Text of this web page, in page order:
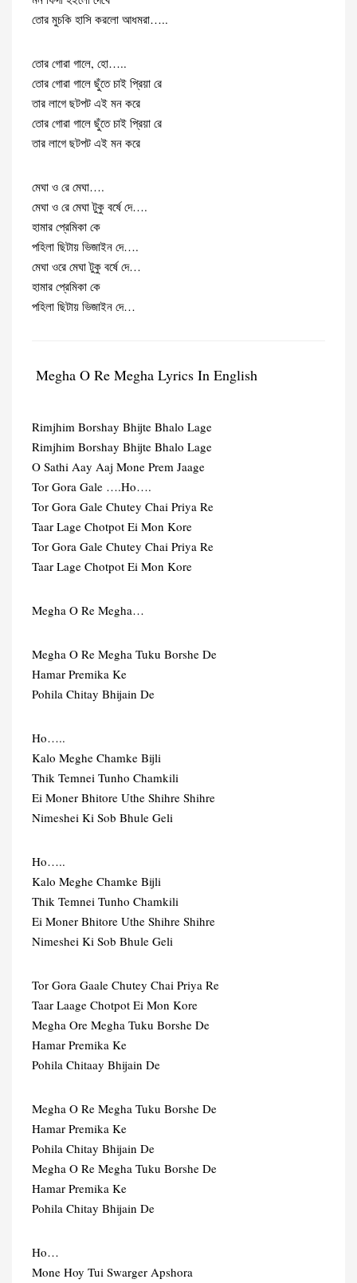
তোর মুচকি হাসি করলো আধমরা…..
তোর গোরা গালে, হো…..
তোর গোরা গালে ছুঁতে চাই প্রিয়া রে
তার লাগে ছটপট এই মন করে
তোর গোরা গালে ছুঁতে চাই প্রিয়া রে
তার লাগে ছটপট এই মন করে
মেঘা ও রে মেঘা….
মেঘা ও রে মেঘা টুকু বর্ষে দে….
হামার প্রেমিকা কে
পহিলা ছিটায় ভিজাইন দে….
মেঘা ওরে মেঘা টুকু বর্ষে দে…
হামার প্রেমিকা কে
পহিলা ছিটায় ভিজাইন দে…
Megha O Re Megha Lyrics In English
Rimjhim Borshay Bhijte Bhalo Lage
Rimjhim Borshay Bhijte Bhalo Lage
O Sathi Aay Aaj Mone Prem Jaage
Tor Gora Gale ….Ho….
Tor Gora Gale Chutey Chai Priya Re
Taar Lage Chotpot Ei Mon Kore
Tor Gora Gale Chutey Chai Priya Re
Taar Lage Chotpot Ei Mon Kore
Megha O Re Megha…
Megha O Re Megha Tuku Borshe De
Hamar Premika Ke
Pohila Chitay Bhijain De
Ho…..
Kalo Meghe Chamke Bijli
Thik Temnei Tunho Chamkili
Ei Moner Bhitore Uthe Shihre Shihre
Nimeshei Ki Sob Bhule Geli
Ho…..
Kalo Meghe Chamke Bijli
Thik Temnei Tunho Chamkili
Ei Moner Bhitore Uthe Shihre Shihre
Nimeshei Ki Sob Bhule Geli
Tor Gora Gaale Chutey Chai Priya Re
Taar Laage Chotpot Ei Mon Kore
Megha Ore Megha Tuku Borshe De
Hamar Premika Ke
Pohila Chitaay Bhijain De
Megha O Re Megha Tuku Borshe De
Hamar Premika Ke
Pohila Chitay Bhijain De
Megha O Re Megha Tuku Borshe De
Hamar Premika Ke
Pohila Chitay Bhijain De
Ho…
Mone Hoy Tui Swarger Apshora